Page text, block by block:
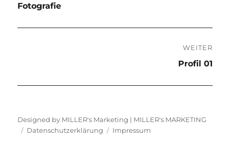
Vorheriger
Fotografie
WEITER
Profil 01
Designed by MILLER's Marketing | MILLER's MARKETING
Datenschutzerklärung
Impressum